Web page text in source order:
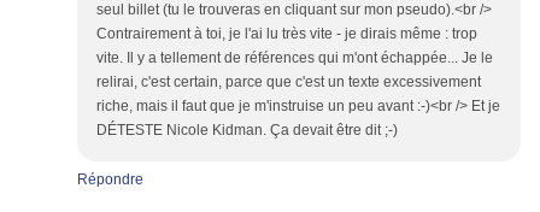
seul billet (tu le trouveras en cliquant sur mon pseudo).<br />
Contrairement à toi, je l'ai lu très vite - je dirais même : trop
vite. Il y a tellement de références qui m'ont échappée... Je le
relirai, c'est certain, parce que c'est un texte excessivement
riche, mais il faut que je m'instruise un peu avant :-)<br /> Et je
DÉTESTE Nicole Kidman. Ça devait être dit ;-)
Répondre